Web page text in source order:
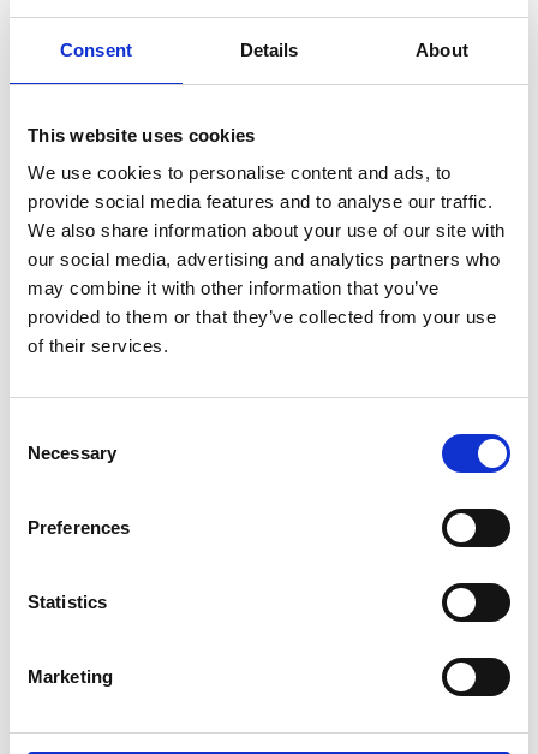
Consent Details About
This website uses cookies
We use cookies to personalise content and ads, to
provide social media features and to analyse our traffic.
We also share information about your use of our site with
our social media, advertising and analytics partners who
may combine it with other information that you’ve
provided to them or that they’ve collected from your use
of their services.
Selection
Necessary
Preferences
Statistics
Marketing
forudsætninger for menneskers
trivsel, livskvalitet og medborgerskab.
Nyheder
BRFfonden
BRFfonden uddeler 262
håndværkskollegierne
BRFfonden modtager
Det Gyldne Søm for
Nov. 2025
Det næste